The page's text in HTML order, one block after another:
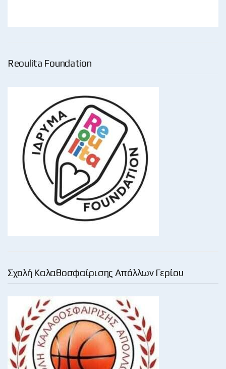
Reoulita Foundation
Σχολή Καλαθοσφαίρισης Απόλλων Γερίου